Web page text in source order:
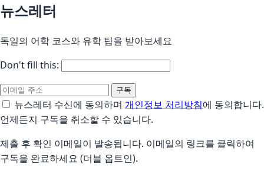
뉴스레터
독일의 어학 코스와 유학 팁을 받아보세요
Don't fill this:
구독
뉴스레터 수신에 동의하며 개인정보 처리방침에 동의합니다.
언제든지 구독을 취소할 수 있습니다.
제출 후 확인 이메일이 발송됩니다. 이메일의 링크를 클릭하여
구독을 완료하세요 (더블 옵트인).